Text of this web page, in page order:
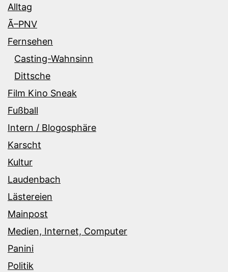
Alltag
Ã–PNV
Fernsehen
Casting-Wahnsinn
Dittsche
Film Kino Sneak
Fußball
Intern / Blogosphäre
Karscht
Kultur
Laudenbach
Lästereien
Mainpost
Medien, Internet, Computer
Panini
Politik